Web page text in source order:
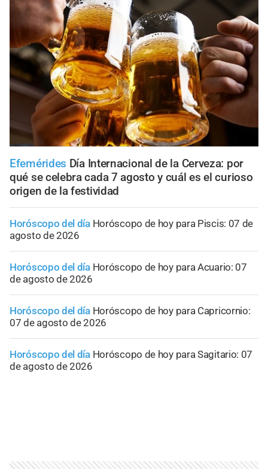
Efemérides Día Internacional de la Cerveza: por
qué se celebra cada 7 agosto y cuál es el curioso
origen de la festividad
Horóscopo del día Horóscopo de hoy para Piscis: 07 de
agosto de 2026
Horóscopo del día Horóscopo de hoy para Acuario: 07
de agosto de 2026
Horóscopo del día Horóscopo de hoy para Capricornio:
07 de agosto de 2026
Horóscopo del día Horóscopo de hoy para Sagitario: 07
de agosto de 2026